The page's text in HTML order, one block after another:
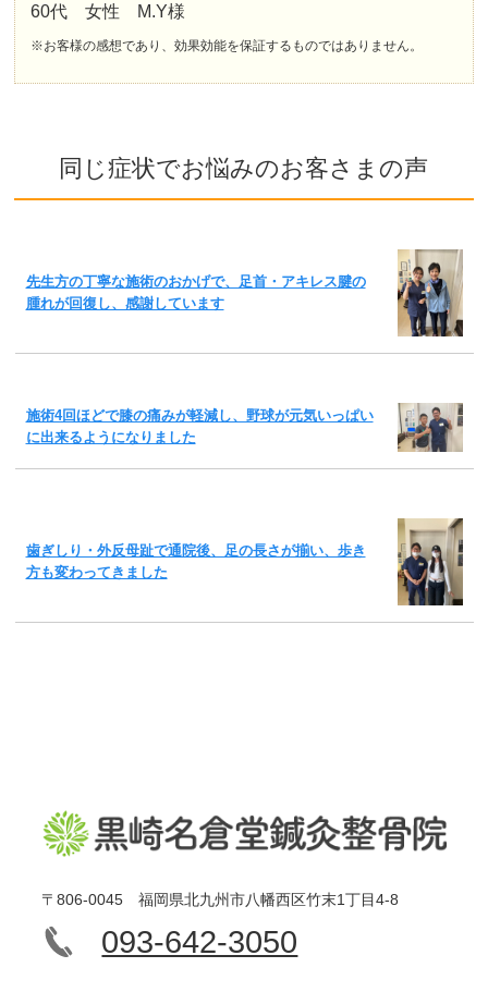
60代 女性 M.Y様
※お客様の感想であり、効果効能を保証するものではありません。
同じ症状でお悩みのお客さまの声
先生方の丁寧な施術のおかげで、足首・アキレス腱の
腫れが回復し、感謝しています
施術4回ほどで膝の痛みが軽減し、野球が元気いっぱい
に出来るようになりました
歯ぎしり・外反母趾で通院後、足の長さが揃い、歩き
方も変わってきました
〒806-0045 福岡県北九州市八幡西区竹末1丁目4-8
093-642-3050